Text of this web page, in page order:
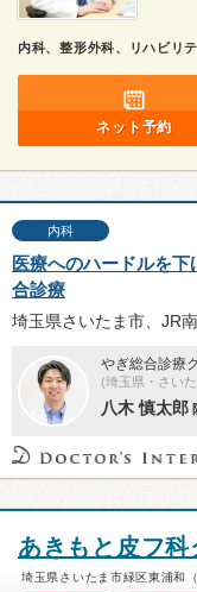
内科、整形外科、リハビリ
ネット予約
内科
医療へのハードルを
合診療
やぎ総合診療
(埼玉県・さい
八木 慎太郎
あきもと皮フ科
埼玉県さいたま市緑区東浦和